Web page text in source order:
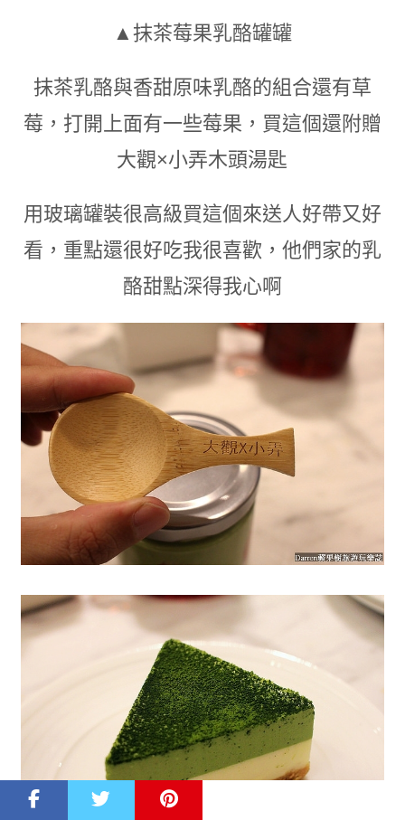
▲抹茶莓果乳酪罐罐
抹茶乳酪與香甜原味乳酪的組合還有草
莓，打開上面有一些莓果，買這個還附贈
大觀×小弄木頭湯匙
用玻璃罐裝很高級買這個來送人好帶又好
看 ， 重點還很好吃我很喜歡 ， 他們家的乳
酪甜點深得我心啊